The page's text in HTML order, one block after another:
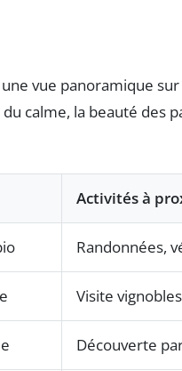
vue panoramique
calme, la beauté des
Activités à
Randonnées,
Visite
Découverte